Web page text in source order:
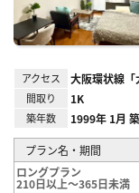
アクセス 大阪環状線
間取り 1K
築年数 1999年 1月 築
プラン名・期間
ロングプラン
210日以上～365日未満